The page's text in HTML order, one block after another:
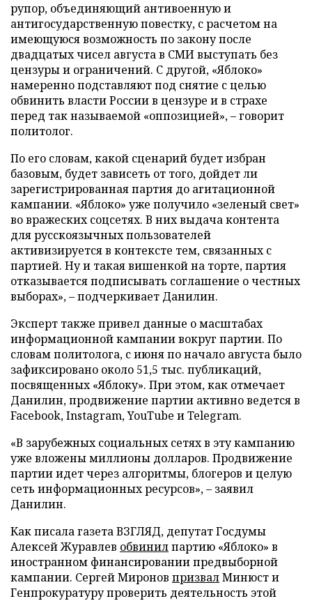
рупор, объединяющий антивоенную и
антигосударственную повестку, с расчетом на
имеющуюся возможность по закону после
двадцатых чисел августа в СМИ выступать без
цензуры и ограничений. С другой, «Яблоко»
намеренно подставляют под снятие с целью
обвинить власти России в цензуре и в страхе
перед так называемой «оппозицией», – говорит
политолог.
По его словам, какой сценарий будет избран
базовым, будет зависеть от того, дойдет ли
зарегистрированная партия до агитационной
кампании. «Яблоко» уже получило «зеленый свет»
во вражеских соцсетях. В них выдача контента
для русскоязычных пользователей
активизируется в контексте тем, связанных с
партией. Ну и такая вишенкой на торте, партия
отказывается подписывать соглашение о честных
выборах», – подчеркивает Данилин.
Эксперт также привел данные о масштабах
информационной кампании вокруг партии. По
словам политолога, с июня по начало августа было
зафиксировано около 51,5 тыс. публикаций,
посвященных «Яблоку». При этом, как отмечает
Данилин, продвижение партии активно ведется в
Facebook, Instagram, YouTube и Telegram.
«В зарубежных социальных сетях в эту кампанию
уже вложены миллионы долларов. Продвижение
партии идет через алгоритмы, блогеров и целую
сеть информационных ресурсов», – заявил
Данилин.
Как писала газета ВЗГЛЯД, депутат Госдумы
Алексей Журавлев обвинилпартию «Яблоко» в
иностранном финансировании предвыборной
кампании. Сергей Миронов призвалМинюст и
Генпрокуратуру проверить деятельность этой